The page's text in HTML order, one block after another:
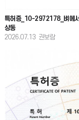
특허증_10-2972178_벼에
상동
2026.07.13 권보람